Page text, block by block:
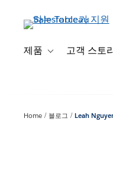
제품 Toggle sub-
고객 스토
Home 블로그 Leah